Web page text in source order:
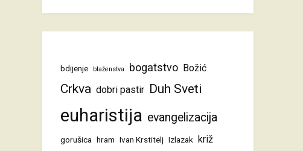
bdijenje blaženstva bogatstvo Božić
Crkva dobri pastir Duh Sveti
euharistija evangelizacija
gorušica hram Ivan Krstitelj Izlazak križ